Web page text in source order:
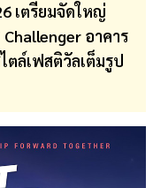
เตรียมจัดใหญ่
อาคาร
ตล์เฟสติวัลเต็มรูป